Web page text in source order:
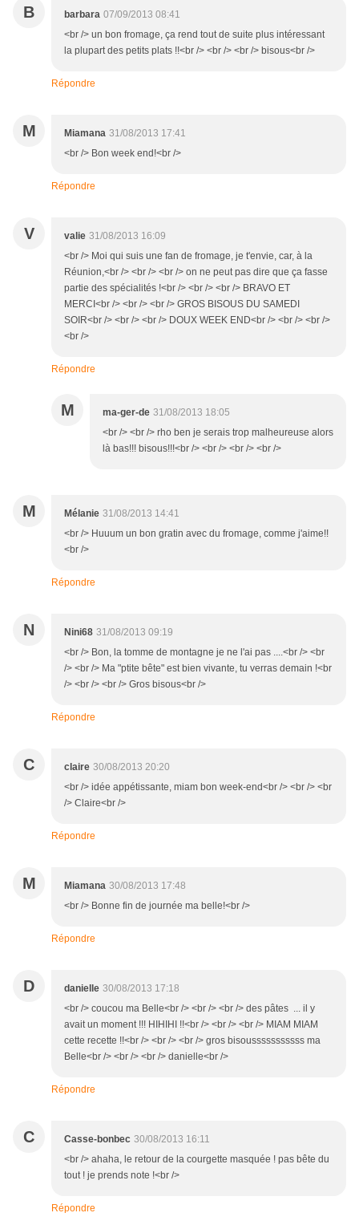
B barbara 07/09/2013 08:41
<br /> un bon fromage, ça rend tout de suite plus intéressant
la plupart des petits plats !!<br /> <br /> <br /> bisous<br />
Répondre
M Miamana 31/08/2013 17:41
<br /> Bon week end!<br />
Répondre
V valie 31/08/2013 16:09
<br /> Moi qui suis une fan de fromage, je t'envie, car, à la
Réunion,<br /> <br /> <br /> on ne peut pas dire que ça fasse
partie des spécialités !<br /> <br /> <br /> BRAVO ET
MERCI<br /> <br /> <br /> GROS BISOUS DU SAMEDI
SOIR<br /> <br /> <br /> DOUX WEEK END<br /> <br /> <br />
<br />
Répondre
M ma-ger-de 31/08/2013 18:05
<br /> <br /> rho ben je serais trop malheureuse alors
là bas!!! bisous!!!<br /> <br /> <br /> <br />
M Mélanie 31/08/2013 14:41
<br /> Huuum un bon gratin avec du fromage, comme j'aime!!
<br />
Répondre
N Nini68 31/08/2013 09:19
<br /> Bon, la tomme de montagne je ne l'ai pas ....<br /> <br
/> <br /> Ma "ptite bête" est bien vivante, tu verras demain !<br
/> <br /> <br /> Gros bisous<br />
Répondre
C claire 30/08/2013 20:20
<br /> idée appétissante, miam bon week-end<br /> <br /> <br
/> Claire<br />
Répondre
M Miamana 30/08/2013 17:48
<br /> Bonne fin de journée ma belle!<br />
Répondre
D danielle 30/08/2013 17:18
<br /> coucou ma Belle<br /> <br /> <br /> des pâtes ... il y
avait un moment !!! HIHIHI !!<br /> <br /> <br /> MIAM MIAM
cette recette !!<br /> <br /> <br /> gros bisousssssssssss ma
Belle<br /> <br /> <br /> danielle<br />
Répondre
C Casse-bonbec 30/08/2013 16:11
<br /> ahaha, le retour de la courgette masquée ! pas bête du
tout ! je prends note !<br />
Répondre